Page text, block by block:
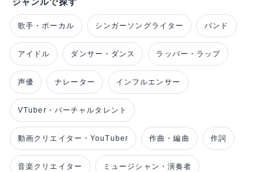
ジャンルで探す
歌手・ボーカル シンガーソングライター バンド
アイドル ダンサー・ダンス ラッパー・ラップ
声優 ナレーター インフルエンサー
VTuber・バーチャルタレント
動画クリエイター・YouTuber 作曲・編曲 作詞
音楽クリエイター ミュージシャン・演奏者